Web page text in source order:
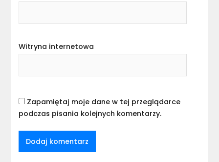
Witryna internetowa
Zapamiętaj moje dane w tej przeglądarce
podczas pisania kolejnych komentarzy.